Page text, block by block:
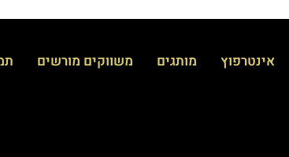
אינטרפוץ מותגים משווקים מורשים